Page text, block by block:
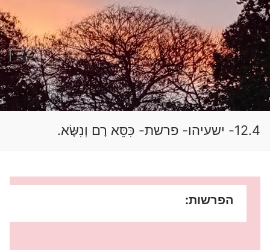
דלג
לתוכן
חפש:
12.4- ישעיהו- פרשת- כִּסֵּא רָם וְנִשָּׂא.
הפרשות: